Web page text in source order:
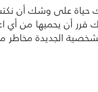
حياة على وشك أن
قرر أن يحميها من أي
الجديدة مخاطر